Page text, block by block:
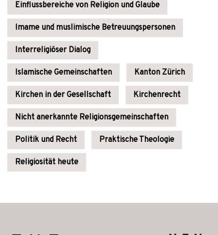
Einflussbereiche von Religion und Glaube
Imame und muslimische Betreuungspersonen
Interreligiöser Dialog
Islamische Gemeinschaften Kanton Zürich
Kirchen in der Gesellschaft Kirchenrecht
Nicht anerkannte Religionsgemeinschaften
Politik und Recht Praktische Theologie
Religiosität heute